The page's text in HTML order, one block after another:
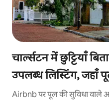
चार्ल्सटन में छुट्टियाँ
उपलब्ध लिस्टिंग, जहाँ
Airbnb पर पूल की सुविधा